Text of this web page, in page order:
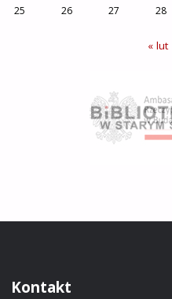
25
26 27 28
« lut
Kontakt